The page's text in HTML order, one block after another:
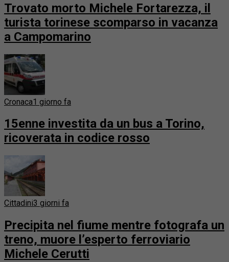
Trovato morto Michele Fortarezza, il
turista torinese scomparso in vacanza
a Campomarino
Cronaca1 giorno fa
15enne investita da un bus a Torino,
ricoverata in codice rosso
Cittadini3 giorni fa
Precipita nel fiume mentre fotografa un
treno, muore l’esperto ferroviario
Michele Cerutti